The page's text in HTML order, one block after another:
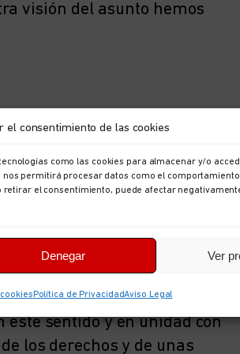
el consentimiento de las cookies
como las cookies para almacenar y/o
permitirá procesar datos como el
el consentimiento, puede afectar
Denegar Ver
Política de PrivacidadAviso Legal
visión del asunto hemos
es un trámite
al personal laboral con
conceptos retributivos
y tenemos la idea común de
Negociación que
que puedan alcanzarse
perdido en estos años y
este sentido y en unidad con
los derechos y de unas